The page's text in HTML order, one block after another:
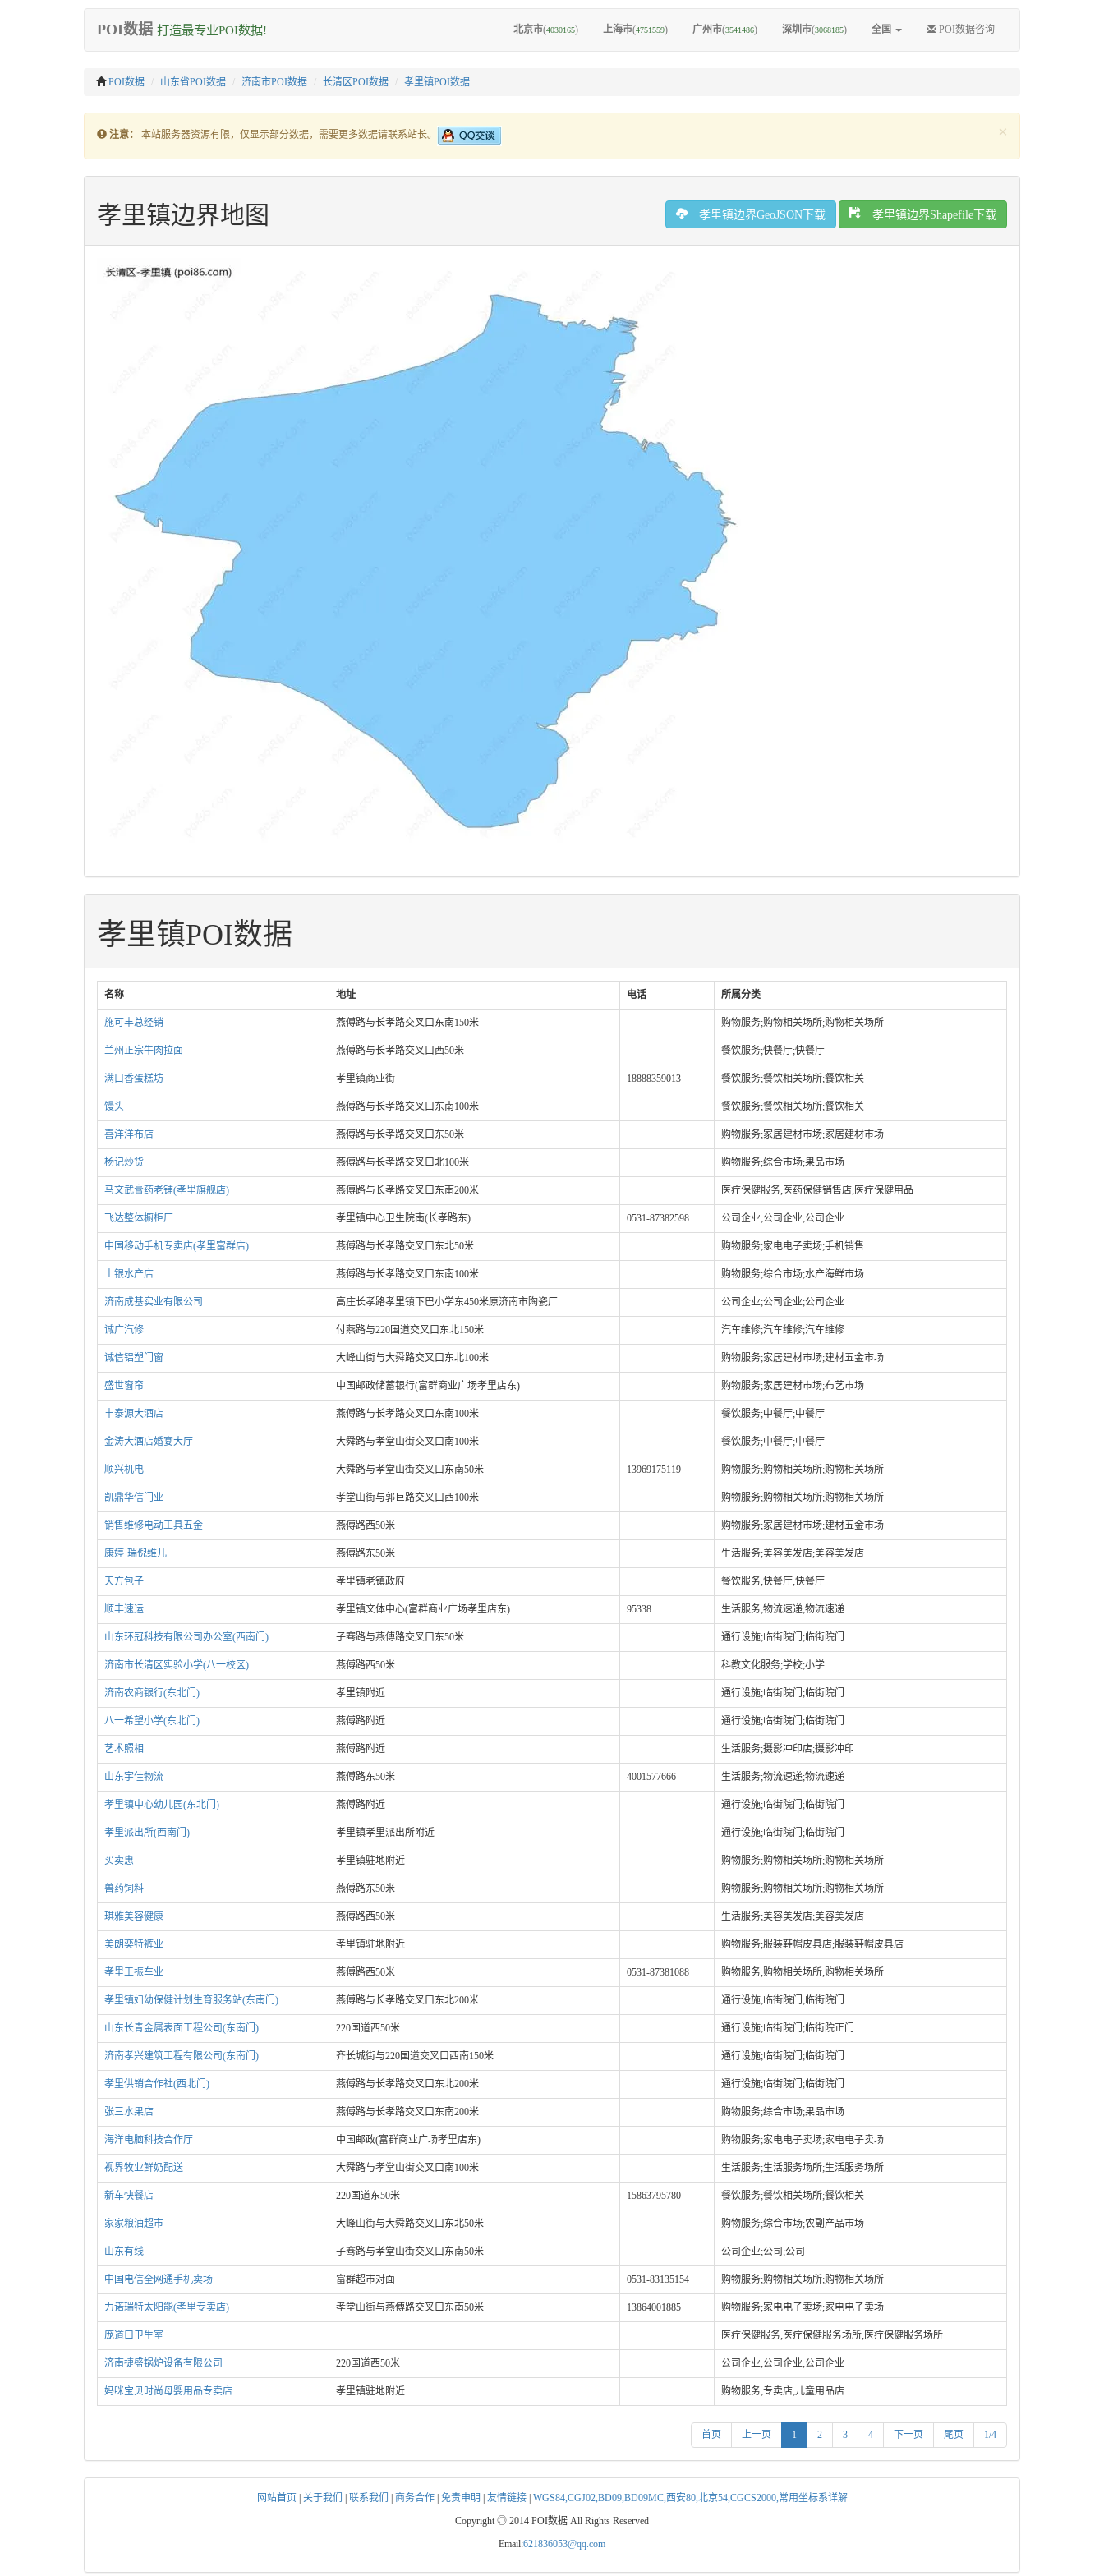
POI数据 打造最专业POI数据! 北京市(4030165) 上海市(4751559) 广州市(3541486) 深圳市(3068185) 全国 POI数据咨询
POI数据 山东省POI数据 济南市POI数据 长清区POI数据 孝里镇POI数据
×
注意： 本站服务器资源有限，仅显示部分数据，需要更多数据请联系站长。
孝里镇边界地图 孝里镇边界GeoJSON下载 孝里镇边界Shapefile下载
孝里镇POI数据
名称 地址 电话 所属分类
施可丰总经销 燕傅路与长孝路交叉口东南150米 购物服务;购物相关场所;购物相关场所
兰州正宗牛肉拉面 燕傅路与长孝路交叉口西50米 餐饮服务;快餐厅;快餐厅
满口香蛋糕坊 孝里镇商业街 18888359013 餐饮服务;餐饮相关场所;餐饮相关
馒头 燕傅路与长孝路交叉口东南100米 餐饮服务;餐饮相关场所;餐饮相关
喜洋洋布店 燕傅路与长孝路交叉口东50米 购物服务;家居建材市场;家居建材市场
杨记炒货 燕傅路与长孝路交叉口北100米 购物服务;综合市场;果品市场
马文武膏药老铺(孝里旗舰店) 燕傅路与长孝路交叉口东南200米 医疗保健服务;医药保健销售店;医疗保健用品
飞达整体橱柜厂 孝里镇中心卫生院南(长孝路东) 0531-87382598 公司企业;公司企业;公司企业
中国移动手机专卖店(孝里富群店) 燕傅路与长孝路交叉口东北50米 购物服务;家电电子卖场;手机销售
士银水产店 燕傅路与长孝路交叉口东南100米 购物服务;综合市场;水产海鲜市场
济南成基实业有限公司 高庄长孝路孝里镇下巴小学东450米原济南市陶瓷厂 公司企业;公司企业;公司企业
诚广汽修 付燕路与220国道交叉口东北150米 汽车维修;汽车维修;汽车维修
诚信铝塑门窗 大峰山街与大舜路交叉口东北100米 购物服务;家居建材市场;建材五金市场
盛世窗帘 中国邮政储蓄银行(富群商业广场孝里店东) 购物服务;家居建材市场;布艺市场
丰泰源大酒店 燕傅路与长孝路交叉口东南100米 餐饮服务;中餐厅;中餐厅
金涛大酒店婚宴大厅 大舜路与孝堂山街交叉口南100米 餐饮服务;中餐厅;中餐厅
顺兴机电 大舜路与孝堂山街交叉口东南50米 13969175119 购物服务;购物相关场所;购物相关场所
凯鼎华信门业 孝堂山街与郭巨路交叉口西100米 购物服务;购物相关场所;购物相关场所
销售维修电动工具五金 燕傅路西50米 购物服务;家居建材市场;建材五金市场
康婷·瑞倪维儿 燕傅路东50米 生活服务;美容美发店;美容美发店
天方包子 孝里镇老镇政府 餐饮服务;快餐厅;快餐厅
顺丰速运 孝里镇文体中心(富群商业广场孝里店东) 95338 生活服务;物流速递;物流速递
山东环冠科技有限公司办公室(西南门) 子骞路与燕傅路交叉口东50米 通行设施;临街院门;临街院门
济南市长清区实验小学(八一校区) 燕傅路西50米 科教文化服务;学校;小学
济南农商银行(东北门) 孝里镇附近 通行设施;临街院门;临街院门
八一希望小学(东北门) 燕傅路附近 通行设施;临街院门;临街院门
艺术照相 燕傅路附近 生活服务;摄影冲印店;摄影冲印
山东宇佳物流 燕傅路东50米 4001577666 生活服务;物流速递;物流速递
孝里镇中心幼儿园(东北门) 燕傅路附近 通行设施;临街院门;临街院门
孝里派出所(西南门) 孝里镇孝里派出所附近 通行设施;临街院门;临街院门
买卖惠 孝里镇驻地附近 购物服务;购物相关场所;购物相关场所
兽药饲料 燕傅路东50米 购物服务;购物相关场所;购物相关场所
琪雅美容健康 燕傅路西50米 生活服务;美容美发店;美容美发店
美朗奕特裤业 孝里镇驻地附近 购物服务;服装鞋帽皮具店;服装鞋帽皮具店
孝里王振车业 燕傅路西50米 0531-87381088 购物服务;购物相关场所;购物相关场所
孝里镇妇幼保健计划生育服务站(东南门) 燕傅路与长孝路交叉口东北200米 通行设施;临街院门;临街院门
山东长青金属表面工程公司(东南门) 220国道西50米 通行设施;临街院门;临街院正门
济南孝兴建筑工程有限公司(东南门) 齐长城街与220国道交叉口西南150米 通行设施;临街院门;临街院门
孝里供销合作社(西北门) 燕傅路与长孝路交叉口东北200米 通行设施;临街院门;临街院门
张三水果店 燕傅路与长孝路交叉口东南200米 购物服务;综合市场;果品市场
海洋电脑科技合作厅 中国邮政(富群商业广场孝里店东) 购物服务;家电电子卖场;家电电子卖场
视界牧业鲜奶配送 大舜路与孝堂山街交叉口南100米 生活服务;生活服务场所;生活服务场所
新车快餐店 220国道东50米 15863795780 餐饮服务;餐饮相关场所;餐饮相关
家家粮油超市 大峰山街与大舜路交叉口东北50米 购物服务;综合市场;农副产品市场
山东有线 子骞路与孝堂山街交叉口东南50米 公司企业;公司;公司
中国电信全网通手机卖场 富群超市对面 0531-83135154 购物服务;购物相关场所;购物相关场所
力诺瑞特太阳能(孝里专卖店) 孝堂山街与燕傅路交叉口东南50米 13864001885 购物服务;家电电子卖场;家电电子卖场
庞道口卫生室 医疗保健服务;医疗保健服务场所;医疗保健服务场所
济南捷盛锅炉设备有限公司 220国道西50米 公司企业;公司企业;公司企业
妈咪宝贝时尚母婴用品专卖店 孝里镇驻地附近 购物服务;专卖店;儿童用品店
首页 上一页 1 2 3 4 下一页 尾页 1/4
网站首页 关于我们 联系我们 商务合作| 免责申明 友情链接| WGS84,CGJ02,BD09,BD09MC,西安80,北京54,CGCS2000,常用坐标系详解
Copyright ◎ 2014 POI数据 All Rights Reserved
Email:621836053@qq.com